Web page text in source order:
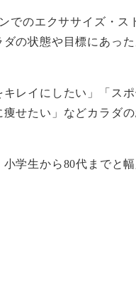
でのエクササイズ・ス
の状態や目標にあっ
キレイにしたい」「ス
せたい」などカラダ
学生から80代までと